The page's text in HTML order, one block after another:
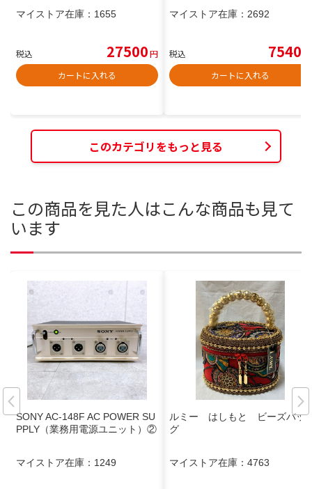
マイストア在庫： 1655
税込 27500円
カートに入れる
マイストア在庫： 2692
税込 7540
カートに入れる
このカテゴリをもっと見る
この商品を見た人はこんな商品も見て
います
SONY AC-148F AC POWER SU
PPLY（業務用電源ユニット）②
マイストア在庫： 1249
ルミー はしもと ビーズバッ
グ
マイストア在庫： 4763